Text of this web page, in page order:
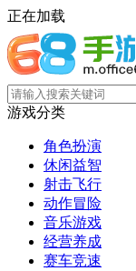
正在加载
游戏分类
角色扮演
休闲益智
射击飞行
动作冒险
音乐游戏
经营养成
赛车竞速